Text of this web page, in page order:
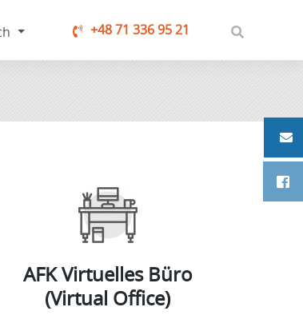
+48 71 336 95 21
AFK Virtuelles Büro
(Virtual Office)